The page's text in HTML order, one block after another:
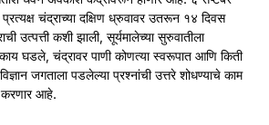
चंद्राच्या दक्षिण ध्रुवावर उतरून १४ दिवस
उत्पत्ती कशी झाली, सूर्यमालेच्या सुरुवातीला
घडले, चंद्रावर पाणी कोणत्या स्वरूपात आणि किती
जगताला पडलेल्या प्रश्नांची उत्तरे शोधण्याचे काम
करणार आहे.